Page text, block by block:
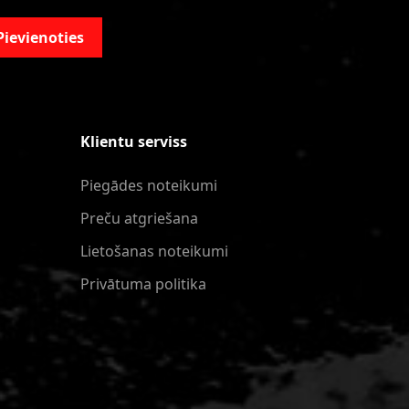
Klientu serviss
Piegādes noteikumi
Preču atgriešana
Lietošanas noteikumi
Privātuma politika